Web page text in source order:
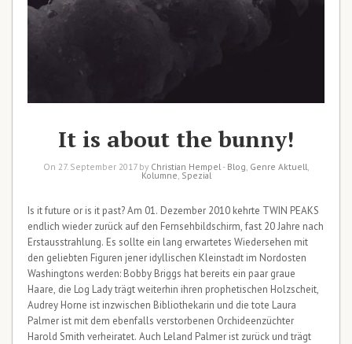
It is about the bunny!
On 27. September 2017 by Christian Hempel - Blog Genre Aktuell
Kolumne Spezial
Is it future or is it past? Am 01. Dezember 2010 kehrte TWIN PEAKS
endlich wieder zurück auf den Fernsehbildschirm, fast 20 Jahre nach
Erstausstrahlung. Es sollte ein lang erwartetes Wiedersehen mit
den geliebten Figuren jener idyllischen Kleinstadt im Nordosten
Washingtons werden: Bobby Briggs hat bereits ein paar graue
Haare, die Log Lady trägt weiterhin ihren prophetischen Holzscheit,
Audrey Horne ist inzwischen Bibliothekarin und die tote Laura
Palmer ist mit dem ebenfalls verstorbenen Orchideenzüchter
Harold Smith verheiratet. Auch Leland Palmer ist zurück und trägt